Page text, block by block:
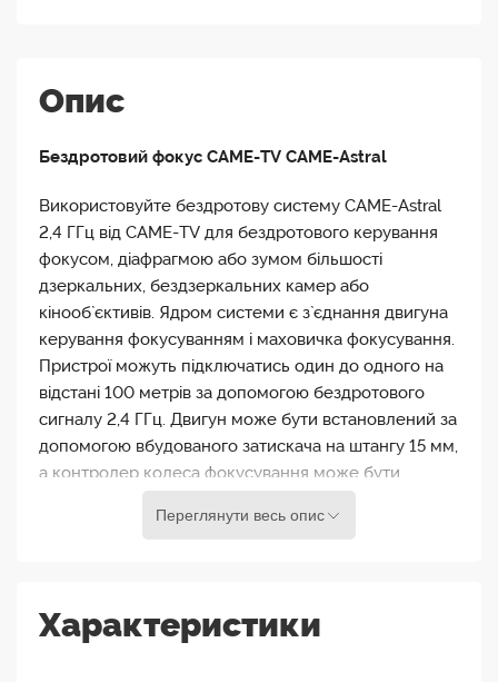
Опис
Бездротовий фокус CAME-TV CAME-Astral
Використовуйте бездротову систему CAME-Astral
2,4 ГГц від CAME-TV для бездротового керування
фокусом, діафрагмою або зумом більшості
дзеркальних, бездзеркальних камер або
кінооб`єктивів. Ядром системи є з`єднання двигуна
керування фокусуванням і маховичка фокусування.
Пристрої можуть підключатись один до одного на
відстані 100 метрів за допомогою бездротового
сигналу 2,4 ГГц. Двигун може бути встановлений за
допомогою вбудованого затискача на штангу 15 мм,
а контролер колеса фокусування може бути
батареї, підключення, калібрування, переміщення
Переглянути весь опис
Характеристики